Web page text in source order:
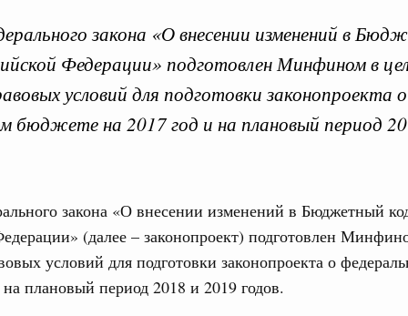
закона «О внесении изменений в
Федерации» подготовлен Минфином в
условий для подготовки законопроекта о
бюджете на 2017 год и на плановый период
закона «О внесении изменений в Бюджетный
(далее – законопроект) подготовлен
условий для подготовки законопроекта о
плановый период 2018 и 2019 годов.
по
2025, понедельник
России
деятельности на 2026 год
р